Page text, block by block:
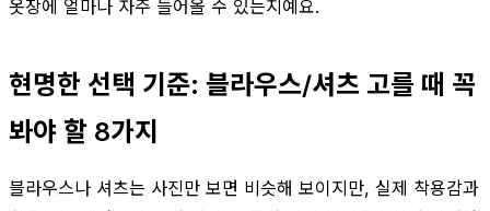
옷장에 얼마나 자주 들어올 수 있는지예요.
현명한 선택 기준: 블라우스/셔츠 고를 때 꼭
봐야 할 8가지
블라우스나 셔츠는 사진만 보면 비슷해 보이지만, 실제 착용감과